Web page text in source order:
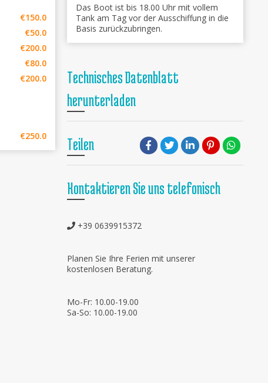
€150.0
€50.0
€200.0
€80.0
€200.0
€250.0
Das Boot ist bis 18.00 Uhr mit vollem
Tank am Tag vor der Ausschiffung in die
Basis zurückzubringen.
Technisches Datenblatt
herunterladen
Teilen
Kontaktieren Sie uns telefonisch
+39 0639915372
Planen Sie Ihre Ferien mit unserer
kostenlosen Beratung.
Mo-Fr: 10.00-19.00
Sa-So: 10.00-19.00